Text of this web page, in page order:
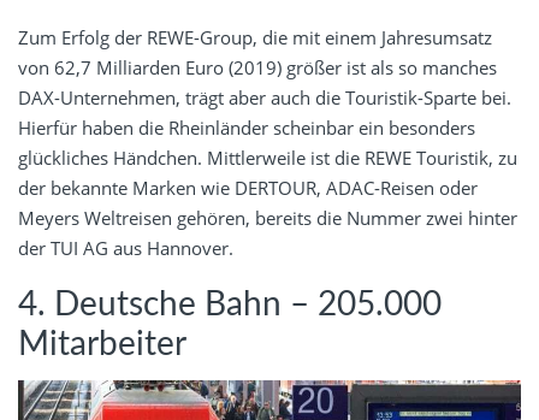
Zum Erfolg der REWE-Group, die mit einem Jahresumsatz
von 62,7 Milliarden Euro (2019) größer ist als so manches
DAX-Unternehmen, trägt aber auch die Touristik-Sparte bei.
Hierfür haben die Rheinländer scheinbar ein besonders
glückliches Händchen. Mittlerweile ist die REWE Touristik, zu
der bekannte Marken wie DERTOUR, ADAC-Reisen oder
Meyers Weltreisen gehören, bereits die Nummer zwei hinter
der TUI AG aus Hannover.
4. Deutsche Bahn – 205.000
Mitarbeiter